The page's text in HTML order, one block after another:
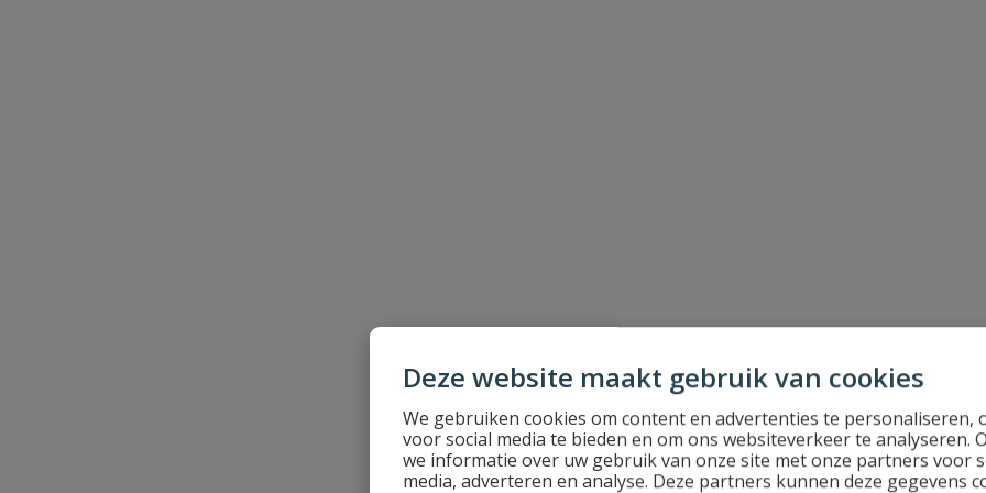
Deze website maakt gebruik van cookies
We gebruiken cookies om content en advertenties te personaliseren,
voor social media te bieden en om ons websiteverkeer te analyseren.
we informatie over uw gebruik van onze site met onze partners voor
media, adverteren en analyse. Deze partners kunnen deze gegevens